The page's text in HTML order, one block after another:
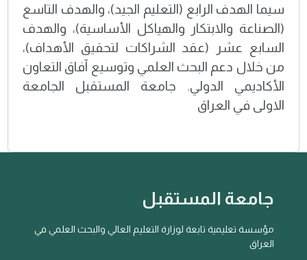
سيما الهدف الرابع (التعليم الجيد)، والهدف التاسع
(الصناعة والابتكار والهياكل الأساسية)، والهدف
السابع عشر (عقد الشراكات لتحقيق الأهداف)،
من خلال دعم البحث العلمي وتوسيع آفاق التعاون
الأكاديمي الدولي. جامعة المستقبل الجامعة
الاولى في العراق
جامعة المستقبل
مؤسسة تعليمية تابعة لوزارة التعليم العالي والبحث العلمي في
العراق